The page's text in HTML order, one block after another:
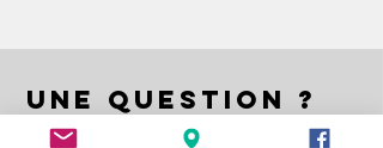
UNE QUESTION ?
A QUESTION ?